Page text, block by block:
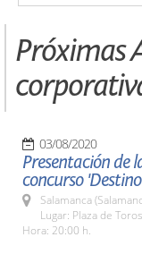
Próximas
03/08/2020
Presentación de
concurso
Salamanca
Lugar: Plaza de Toros
Hora: 20:00 h.